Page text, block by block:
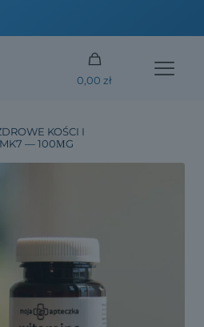
0,00 zł
KOŚCI I
— 100ΜG